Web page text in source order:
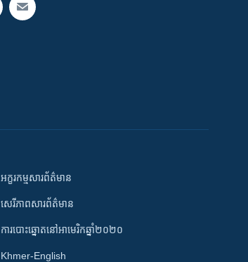
អក្ខរកម្មសារព័ត៌មាន
សេរីភាពសារព័ត៌មាន
ការបោះឆ្នោតនៅអាមេរិកឆ្នាំ២០២០
Khmer-English